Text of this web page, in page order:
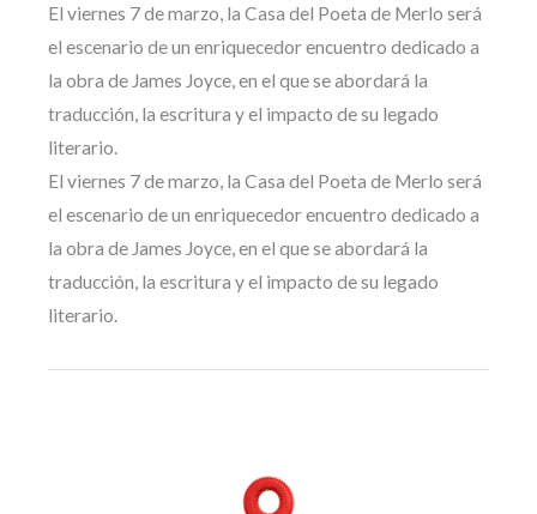
El viernes 7 de marzo, la Casa del Poeta de Merlo será
el escenario de un enriquecedor encuentro dedicado a
la obra de James Joyce, en el que se abordará la
traducción, la escritura y el impacto de su legado
literario.
El viernes 7 de marzo, la Casa del Poeta de Merlo será
el escenario de un enriquecedor encuentro dedicado a
la obra de James Joyce, en el que se abordará la
traducción, la escritura y el impacto de su legado
literario.